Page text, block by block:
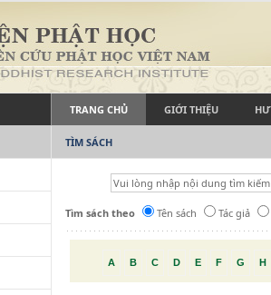
TRANG CHỦ GIỚI THIỆU
TÌM SÁCH
Tìm sách theo Tên sách Tác giả
A B C D E F G H